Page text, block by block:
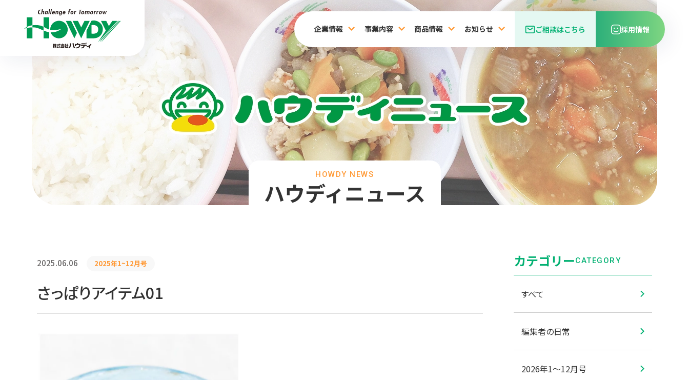
企業情報 事業内容 商品情報 お知らせ ご相談はこちら 採用情報
ハウディニュース
HOWDY NEWS
2025.06.06 2025年1~12月号
さっぱりアイテム01
カテゴリーCATEGORY
すべて
編集者の日常
2026年1〜12月号